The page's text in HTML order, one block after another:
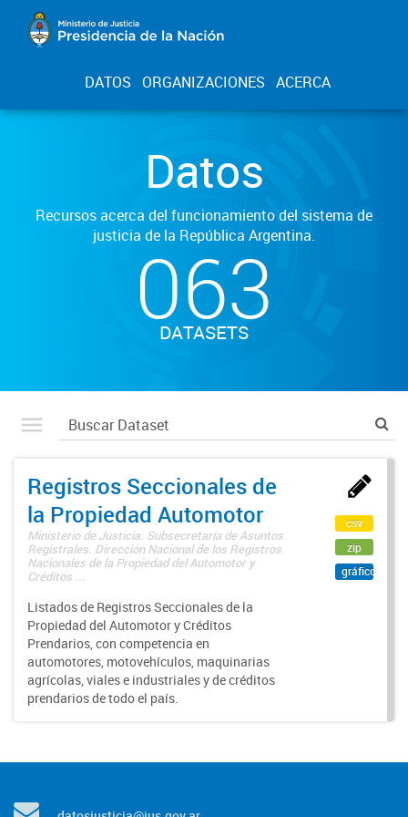
DATOS ORGANIZACIONES ACERCA
Datos
Recursos acerca del funcionamiento del sistema de
justicia de la República Argentina.
063
DATASETS
Registros Seccionales de
la Propiedad Automotor
Ministerio de Justicia. Subsecretaría de Asuntos
Registrales. Dirección Nacional de los Registros
Nacionales de la Propiedad del Automotor y
Créditos ...
Listados de Registros Seccionales de la
Propiedad del Automotor y Créditos
Prendarios, con competencia en
automotores, motovehículos, maquinarias
agrícolas, viales e industriales y de créditos
prendarios de todo el país.
csv
zip
gráfico